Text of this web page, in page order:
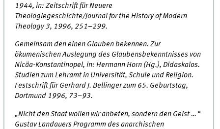
1944, in: Zeitschrift für Neuere
Theologiegeschichte/Journal for the History of Modern
Theology 3, 1996, 251–299.
Gemeinsam den einen Glauben bekennen. Zur
ökumenischen Auslegung des Glaubensbekenntnisses von
Nicäa-Konstantinopel, in: Hermann Horn (Hg.), Didaskalos.
Studien zum Lehramt in Universität, Schule und Religion.
Festschrift für Gerhard J. Bellinger zum 65. Geburtstag,
Dortmund 1996, 73–93.
„Nicht den Staat wollen wir anbeten, sondern den Geist …“
Gustav Landauers Programm des anarchischen